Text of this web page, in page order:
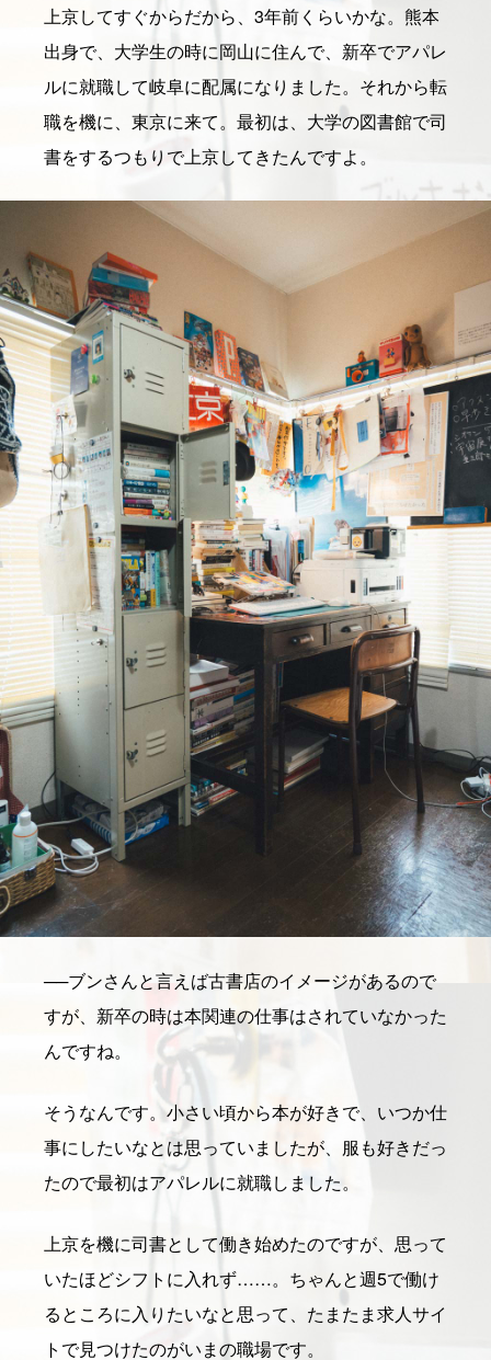
上京してすぐからだから、3年前くらいかな。熊本
出身で、大学生の時に岡山に住んで、新卒でアパレ
ルに就職して岐阜に配属になりました。それから転
職を機に、東京に来て。最初は、大学の図書館で司
書をするつもりで上京してきたんですよ。
──ブンさんと言えば古書店のイメージがあるので
すが、新卒の時は本関連の仕事はされていなかった
んですね。
そうなんです。小さい頃から本が好きで、いつか仕
事にしたいなとは思っていましたが、服も好きだっ
たので最初はアパレルに就職しました。
上京を機に司書として働き始めたのですが、思って
いたほどシフトに入れず……。ちゃんと週5で働け
るところに入りたいなと思って、たまたま求人サイ
トで見つけたのがいまの職場です。